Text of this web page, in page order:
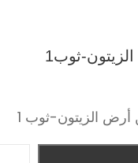
ثوب1
الزيتون-ثوب 1